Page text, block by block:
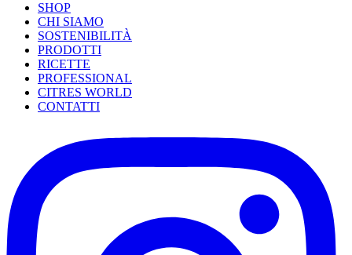
SHOP
CHI SIAMO
SOSTENIBILITÀ
PRODOTTI
RICETTE
PROFESSIONAL
CITRES WORLD
CONTATTI